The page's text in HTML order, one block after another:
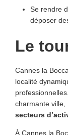
Se rendre
déposer
Le
Cannes la
localité
charmante ville,
secteurs
À Cannes la